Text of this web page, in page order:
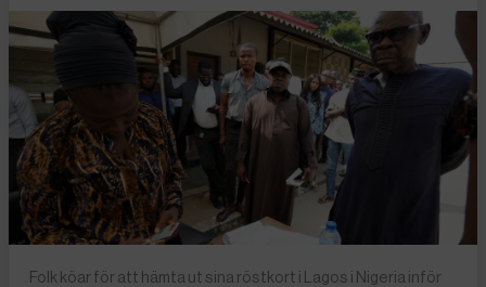
Folk köar för att hämta ut sina röstkort i Lagos i Nigeria inför